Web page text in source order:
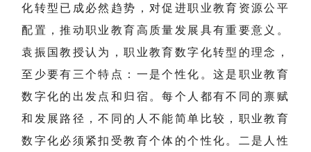
化转型已成必然趋势，对促进职业教育资源公平
配置，推动职业教育高质量发展具有重要意义。
袁振国教授认为，职业教育数字化转型的理念，
至少要有三个特点：一是个性化。这是职业教育
数字化的出发点和归宿。每个人都有不同的禀赋
和发展路径，不同的人不能简单比较，职业教育
数字化必须紧扣受教育个体的个性化。二是人性